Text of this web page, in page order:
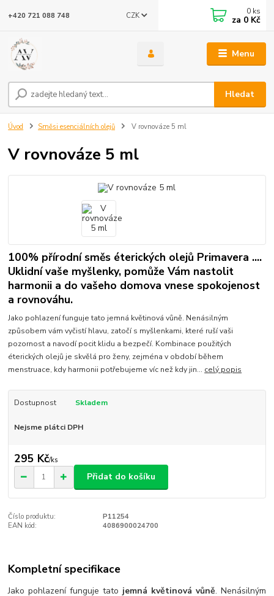
Menu
CZK
Hledat
+420 721 088 748 0 ks
za 0 Kč
Úvod Směsi esenciálních olejů V rovnováze 5 ml
V rovnováze 5 ml
100% přírodní směs éterických olejů Primavera ....
Uklidní vaše myšlenky, pomůže Vám nastolit
harmonii a do vašeho domova vnese spokojenost
a rovnováhu.
Jako pohlazení funguje tato jemná květinová vůně. Nenásilným
způsobem vám vyčistí hlavu, zatočí s myšlenkami, které ruší vaši
pozornost a navodí pocit klidu a bezpečí. Kombinace použitých
éterických olejů je skvělá pro ženy, zejména v období během
menstruace, kdy harmonii potřebujeme víc než kdy jin... celý popis
Dostupnost Skladem
Nejsme plátci DPH
295 Kč/ks
Přidat do košíku
Číslo produktu:
P11254
EAN kód:
4086900024700
Kompletní specifikace
Jako pohlazení funguje tato jemná květinová vůně. Nenásilným